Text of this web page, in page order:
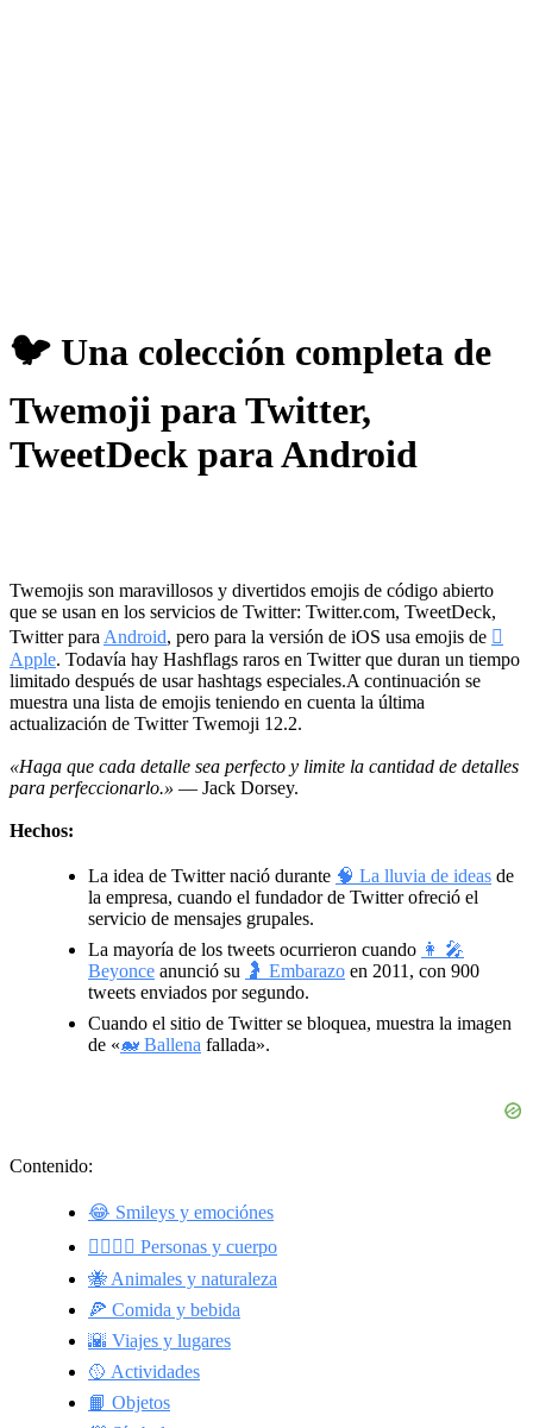
🐦 Una colección completa de
Twemoji para Twitter,
TweetDeck para Android
Twemojis son maravillosos y divertidos emojis de código abierto
que se usan en los servicios de Twitter: Twitter.com, TweetDeck,
Twitter para Android, pero para la versión de iOS usa emojis de 
Apple. Todavía hay Hashflags raros en Twitter que duran un tiempo
limitado después de usar hashtags especiales.A continuación se
muestra una lista de emojis teniendo en cuenta la última
actualización de Twitter Twemoji 12.2.
«Haga que cada detalle sea perfecto y limite la cantidad de detalles
para perfeccionarlo.» — Jack Dorsey.
Hechos:
La idea de Twitter nació durante 🧠 La lluvia de ideas de
la empresa, cuando el fundador de Twitter ofreció el
servicio de mensajes grupales.
La mayoría de los tweets ocurrieron cuando 👩 🎤
Beyonce anunció su 🤰 Embarazo en 2011, con 900
tweets enviados por segundo.
Cuando el sitio de Twitter se bloquea, muestra la imagen
de «🐋 Ballena fallada».
Contenido:
😂 Smileys y emociónes
👩‍❤️‍💋‍👨 Personas y cuerpo
🐝 Animales y naturaleza
🍕 Comida y bebida
🌇 Viajes y lugares
🥎 Actividades
📙 Objetos